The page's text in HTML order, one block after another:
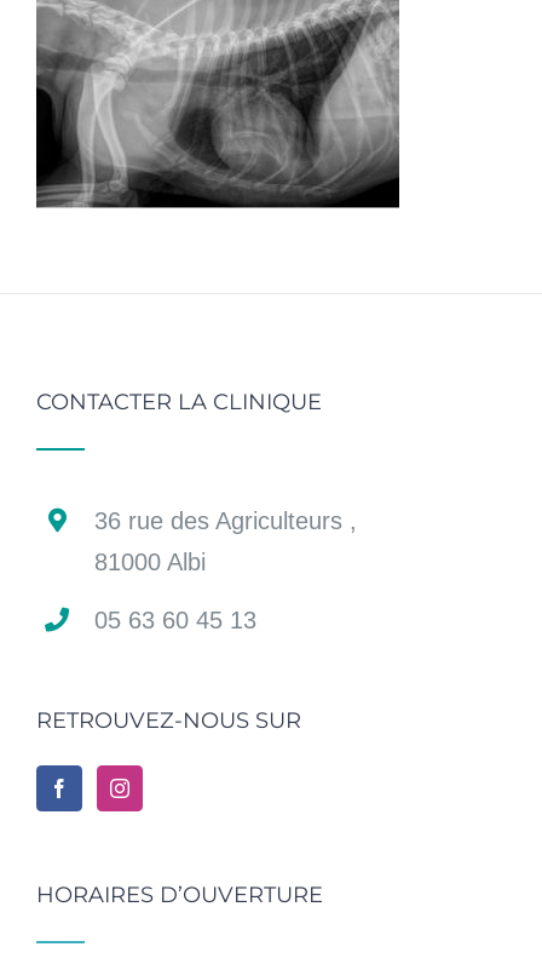
CONTACTER LA CLINIQUE
36 rue des Agriculteurs ,
81000 Albi
05 63 60 45 13
RETROUVEZ-NOUS SUR
HORAIRES D’OUVERTURE